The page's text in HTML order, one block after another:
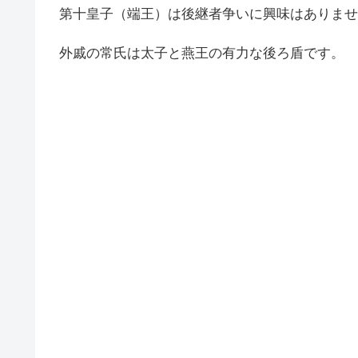
第十皇子（端王）は後継者争いに興味はありま
外戚の常氏は太子と燕王の有力な後ろ盾です。